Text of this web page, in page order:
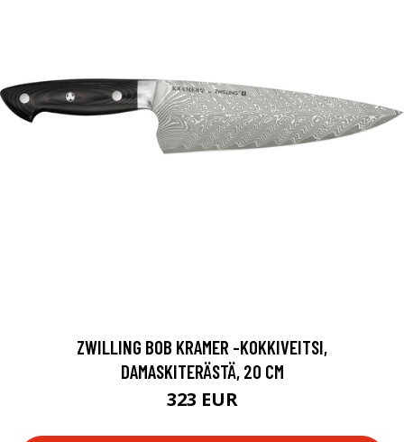
ZWILLING BOB KRAMER -KOKKIVEITSI,
DAMASKITERÄSTÄ, 20 CM
323 EUR